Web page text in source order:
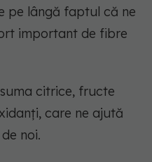
pe lângă faptul că ne
important de fibre
citrice, fructe
care ne ajută
noi.